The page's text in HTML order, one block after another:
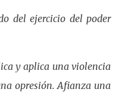
del ejercicio del poder
y aplica una violencia
opresión. Afianza una